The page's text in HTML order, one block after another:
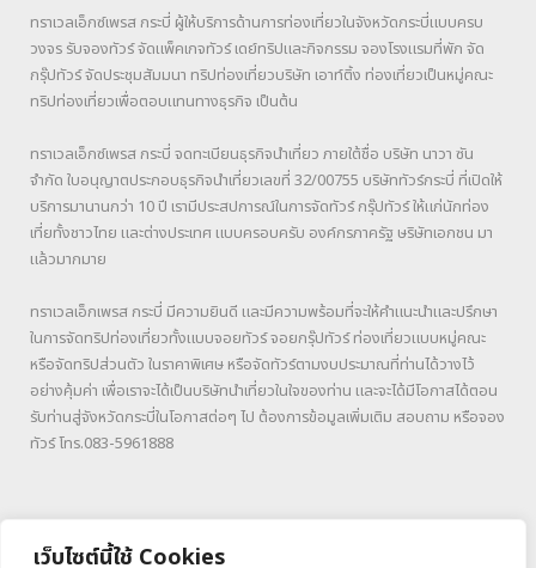
เว็บไซต์นี้ใช้ Cookies
ทราเวลเอ็กซ์เพรส กระบี่ ผู้ให้บริการด้านการท่องเที่ยวในจังหวัดกระบี่แบบครบ
วงจร รับจองทัวร์ จัดแพ็คเกจทัวร์ เดย์ทริปและกิจกรรม จองโรงแรมที่พัก จัด
กรุ๊ปทัวร์ จัดประชุมสัมมนา ทริปท่องเที่ยวบริษัท เอาท์ติ้ง ท่องเที่ยวเป็นหมู่คณะ
ทริปท่องเที่ยวเพื่อตอบแทนทางธุรกิจ เป็นต้น
ทราเวลเอ็กซ์เพรส กระบี่ จดทะเบียนธุรกิจนำเที่ยว ภายใต้ชื่อ บริษัท นาวา ซัน
จำกัด ใบอนุญาตประกอบธุรกิจนำเที่ยวเลขที่ 32/00755 บริษัททัวร์กระบี่ ที่เปิดให้
บริการมานานกว่า 10 ปี เรามีประสปการณ์ในการจัดทัวร์ กรุ๊ปทัวร์ ให้แก่นักท่อง
เที่ยทั้งชาวไทย และต่างประเทศ แบบครอบครับ องค์กรภาครัฐ ษริษัทเอกชน มา
แล้วมากมาย
ทราเวลเอ็กเพรส กระบี่ มีความยินดี และมีความพร้อมที่จะให้คำแนะนำและปรึกษา
ในการจัดทริปท่องเที่ยวทั้งแบบจอยทัวร์ จอยกรุ๊ปทัวร์ ท่องเที่ยวแบบหมู่คณะ
หรือจัดทริปส่วนตัว ในราคาพิเศษ หรือจัดทัวร์ตามงบประมาณที่ท่านได้วางไว้
อย่างคุ้มค่า เพื่อเราจะได้เป็นบริษัทนำเที่ยวในใจของท่าน และจะได้มีโอกาสได้ตอน
รับท่านสู่จังหวัดกระบี่ในโอกาสต่อๆ ไป ต้องการข้อมูลเพิ่มเติม สอบถาม หรือจอง
ทัวร์ โทร.083-5961888